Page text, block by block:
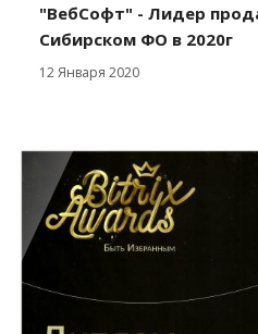
"ВебСофт" - Лидер
Сибирском ФО в 2020г
12 Января 2020